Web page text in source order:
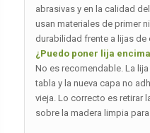
abrasivas y en la calidad
usan materiales de primer
durabilidad frente a lijas de
¿Puedo poner lija
No es recomendable. La
tabla y la nueva capa no
vieja. Lo correcto es retirar
sobre la madera limpia